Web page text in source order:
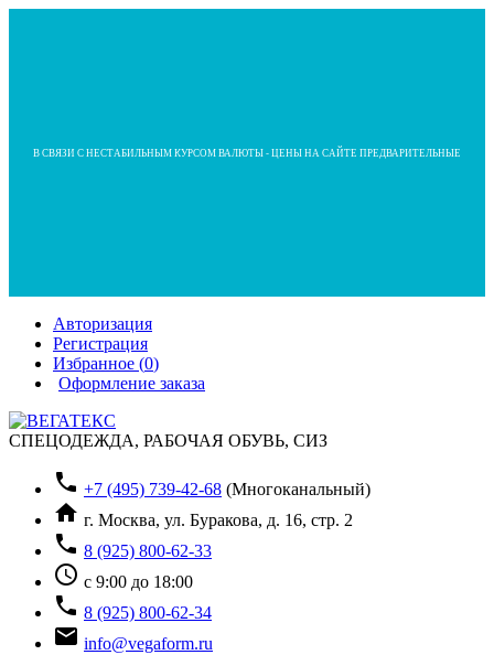
В СВЯЗИ С НЕСТАБИЛЬНЫМ КУРСОМ ВАЛЮТЫ - ЦЕНЫ НА САЙТЕ ПРЕДВАРИТЕЛЬНЫЕ
Авторизация
Регистрация
Избранное (0)
Оформление заказа
СПЕЦОДЕЖДА, РАБОЧАЯ ОБУВЬ, СИЗ
phone +7 (495) 739-42-68 (Многоканальный)
home г. Москва, ул. Буракова, д. 16, стр. 2
phone 8 (925) 800-62-33
access_time с 9:00 до 18:00
phone 8 (925) 800-62-34
email info@vegaform.ru